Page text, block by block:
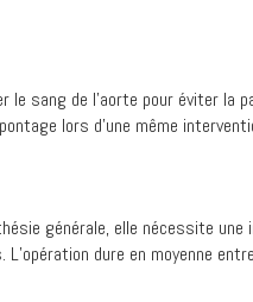
le sang de l’aorte pour éviter
lors d’une même
générale, elle nécessite
dure en moyenne